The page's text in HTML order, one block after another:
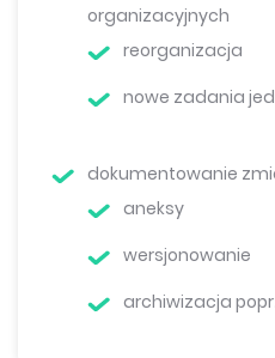
organizacyjnych
reorganizacja
nowe zadania
dokumentowanie
aneksy
wersjonowanie
archiwizacja